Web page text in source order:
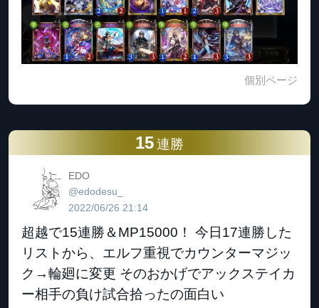
個別ページ
15 連勝
EDO
@edodesu_
2022/06/26 21:14
超越で15連勝＆MP15000！ 今日17連勝した
リストから、エルフ重視でカウンターマジッ
ク→輪廻に変更 そのおかげでアックステイカ
ー相手の負け試合拾ったの面白い